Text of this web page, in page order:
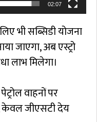
02:07
भी सब्सिडी योजना
जाएगा, अब एस्ट्रो
लाभ मिलेगा।
वाहनों पर
केवल जीएसटी देय